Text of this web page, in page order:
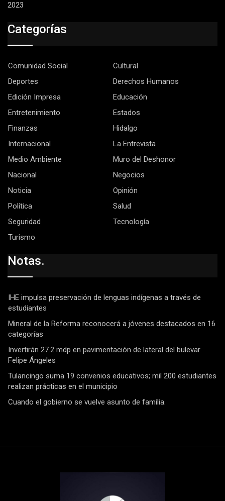
2023
Categorías
Comunidad Social
Cultural
Deportes
Derechos Humanos
Edición Impresa
Educación
Entretenimiento
Estados
Finanzas
Hidalgo
Internacional
La Entrevista
Medio Ambiente
Muro del Deshonor
Nacional
Negocios
Noticia
Opinión
Política
Salud
Seguridad
Tecnología
Turismo
Notas.
IHE impulsa preservación de lenguas indígenas a través de
estudiantes
Mineral de la Reforma reconocerá a jóvenes destacados en 16
categorías
Invertirán 27.2 mdp en pavimentación de lateral del bulevar
Felipe Ángeles
Tulancingo suma 19 convenios educativos; mil 200 estudiantes
realizan prácticas en el municipio
Cuando el gobierno se vuelve asunto de familia.